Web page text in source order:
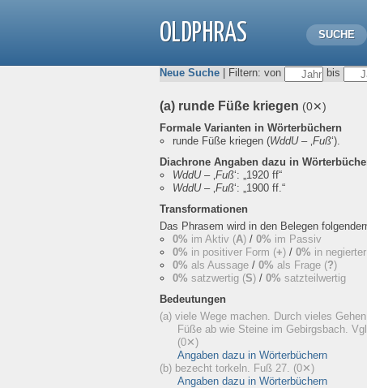
OLDPHRAS SUCHE
Neue Suche | Filtern: von bis
(a) runde Füße kriegen (0✕)
Formale Varianten in Wörterbüchern
runde Füße kriegen (WddU– ‚Fuß‘).
Diachrone Angaben dazu in
WddU– ‚Fuß‘: „1920 ff“
WddU– ‚Fuß‘: „1900 ff.“
Transformationen
Das Phrasem wird in den Belegen
0% im Aktiv (A) / 0% im Passiv
0% in positiver Form (+) / 0% in
0% als Aussage / 0% als Frage (?)
0% satzwertig (S) / 0% satzteilwertig
Bedeutungen
(a) viele Wege machen. Durch vieles
Füße ab wie Steine im Gebirgsbach.
(0✕)
Angaben dazu in Wörterbüchern
(b) bezecht torkeln. Fuß 27. (0✕)
Angaben dazu in Wörterbüchern